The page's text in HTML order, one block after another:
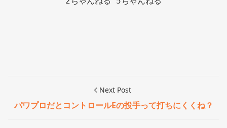
Next Post
パワプロだとコントロールEの投手って打ちにくくね？